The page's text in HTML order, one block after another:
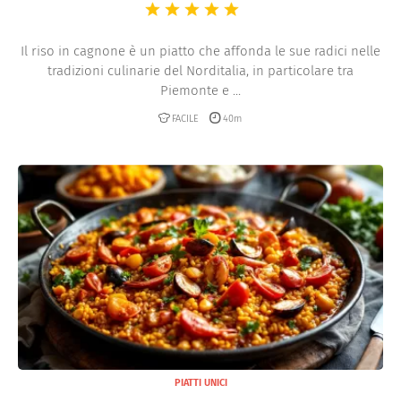
Il riso in cagnone è un piatto che affonda le sue radici nelle
tradizioni culinarie del Norditalia, in particolare tra
Piemonte e ...
FACILE 40m
PIATTI UNICI